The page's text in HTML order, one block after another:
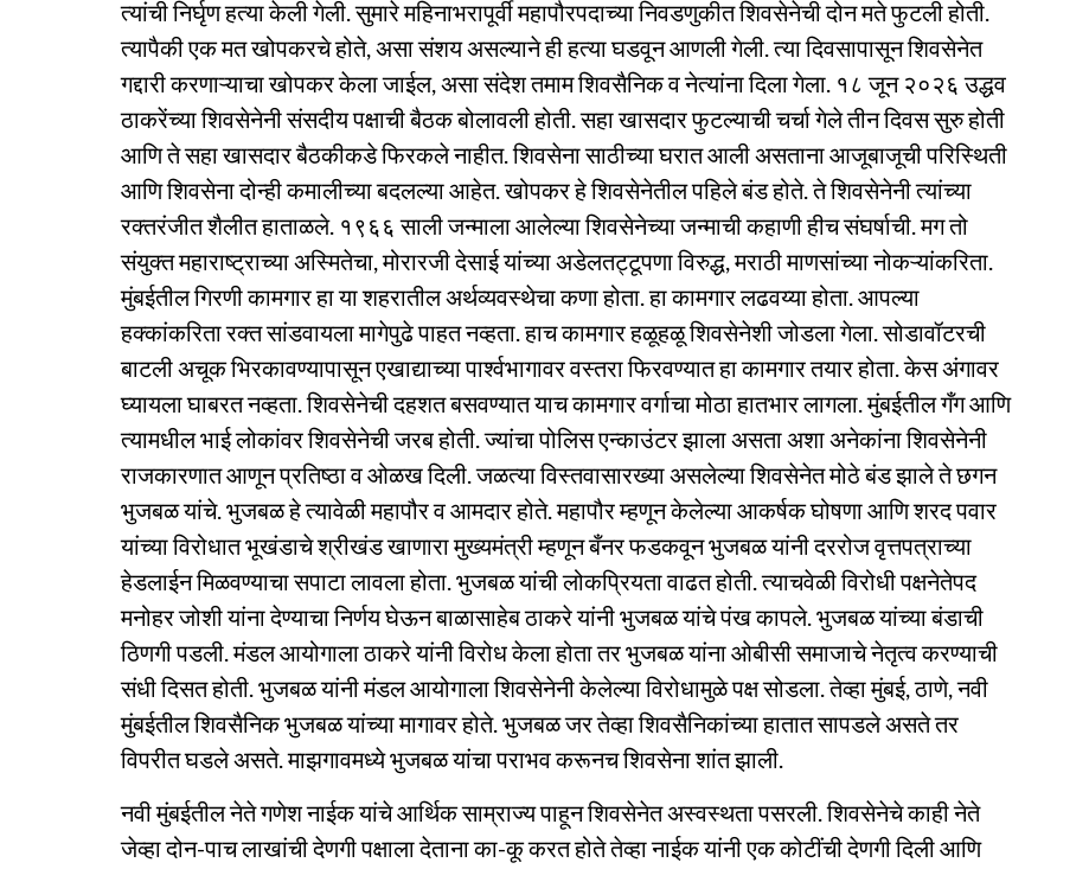
त्यांची निर्घृण हत्या केली गेली. सुमारे महिनाभरापूर्वी महापौरपदाच्या निवडणुकीत शिवसेनेची दोन मते फुटली होती.
त्यापैकी एक मत खोपकरचे होते, असा संशय असल्याने ही हत्या घडवून आणली गेली. त्या दिवसापासून शिवसेनेत
गद्दारी करणाऱ्याचा खोपकर केला जाईल, असा संदेश तमाम शिवसैनिक व नेत्यांना दिला गेला. १८ जून २०२६ उद्धव
ठाकरेंच्या शिवसेनेनी संसदीय पक्षाची बैठक बोलावली होती. सहा खासदार फुटल्याची चर्चा गेले तीन दिवस सुरु होती
आणि ते सहा खासदार बैठकीकडे फिरकले नाहीत. शिवसेना साठीच्या घरात आली असताना आजूबाजूची परिस्थिती
आणि शिवसेना दोन्ही कमालीच्या बदलल्या आहेत. खोपकर हे शिवसेनेतील पहिले बंड होते. ते शिवसेनेनी त्यांच्या
रक्तरंजीत शैलीत हाताळले. १९६६ साली जन्माला आलेल्या शिवसेनेच्या जन्माची कहाणी हीच संघर्षाची. मग तो
संयुक्त महाराष्ट्राच्या अस्मितेचा, मोरारजी देसाई यांच्या अडेलतट्टूपणा विरुद्ध, मराठी माणसांच्या नोकऱ्यांकरिता.
मुंबईतील गिरणी कामगार हा या शहरातील अर्थव्यवस्थेचा कणा होता. हा कामगार लढवय्या होता. आपल्या
हक्कांकरिता रक्त सांडवायला मागेपुढे पाहत नव्हता. हाच कामगार हळूहळू शिवसेनेशी जोडला गेला. सोडावॉटरची
बाटली अचूक भिरकावण्यापासून एखाद्याच्या पार्श्वभागावर वस्तरा फिरवण्यात हा कामगार तयार होता. केस अंगावर
घ्यायला घाबरत नव्हता. शिवसेनेची दहशत बसवण्यात याच कामगार वर्गाचा मोठा हातभार लागला. मुंबईतील गँग आणि
त्यामधील भाई लोकांवर शिवसेनेची जरब होती. ज्यांचा पोलिस एन्काउंटर झाला असता अशा अनेकांना शिवसेनेनी
राजकारणात आणून प्रतिष्ठा व ओळख दिली. जळत्या विस्तवासारख्या असलेल्या शिवसेनेत मोठे बंड झाले ते छगन
भुजबळ यांचे. भुजबळ हे त्यावेळी महापौर व आमदार होते. महापौर म्हणून केलेल्या आकर्षक घोषणा आणि शरद पवार
यांच्या विरोधात भूखंडाचे श्रीखंड खाणारा मुख्यमंत्री म्हणून बँनर फडकवून भुजबळ यांनी दररोज वृत्तपत्राच्या
हेडलाईन मिळवण्याचा सपाटा लावला होता. भुजबळ यांची लोकप्रियता वाढत होती. त्याचवेळी विरोधी पक्षनेतेपद
मनोहर जोशी यांना देण्याचा निर्णय घेऊन बाळासाहेब ठाकरे यांनी भुजबळ यांचे पंख कापले. भुजबळ यांच्या बंडाची
ठिणगी पडली. मंडल आयोगाला ठाकरे यांनी विरोध केला होता तर भुजबळ यांना ओबीसी समाजाचे नेतृत्व करण्याची
संधी दिसत होती. भुजबळ यांनी मंडल आयोगाला शिवसेनेनी केलेल्या विरोधामुळे पक्ष सोडला. तेव्हा मुंबई, ठाणे, नवी
मुंबईतील शिवसैनिक भुजबळ यांच्या मागावर होते. भुजबळ जर तेव्हा शिवसैनिकांच्या हातात सापडले असते तर
विपरीत घडले असते. माझगावमध्ये भुजबळ यांचा पराभव करूनच शिवसेना शांत झाली.
नवी मुंबईतील नेते गणेश नाईक यांचे आर्थिक साम्राज्य पाहून शिवसेनेत अस्वस्थता पसरली. शिवसेनेचे काही नेते
जेव्हा दोन-पाच लाखांची देणगी पक्षाला देताना का-कू करत होते तेव्हा नाईक यांनी एक कोटींची देणगी दिली आणि